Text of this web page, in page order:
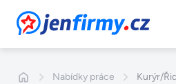
JenFirmy.cz
Nabídky práce Kurýr/